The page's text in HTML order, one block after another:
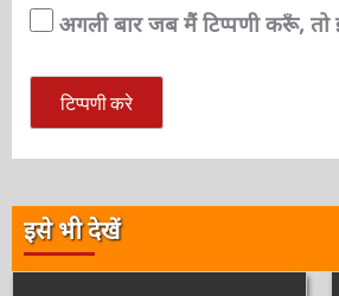
अगली बार जब मैं टिप्पणी करूँ,
इसे भी देखें